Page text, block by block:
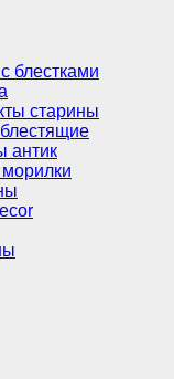
блестками
старины
антик